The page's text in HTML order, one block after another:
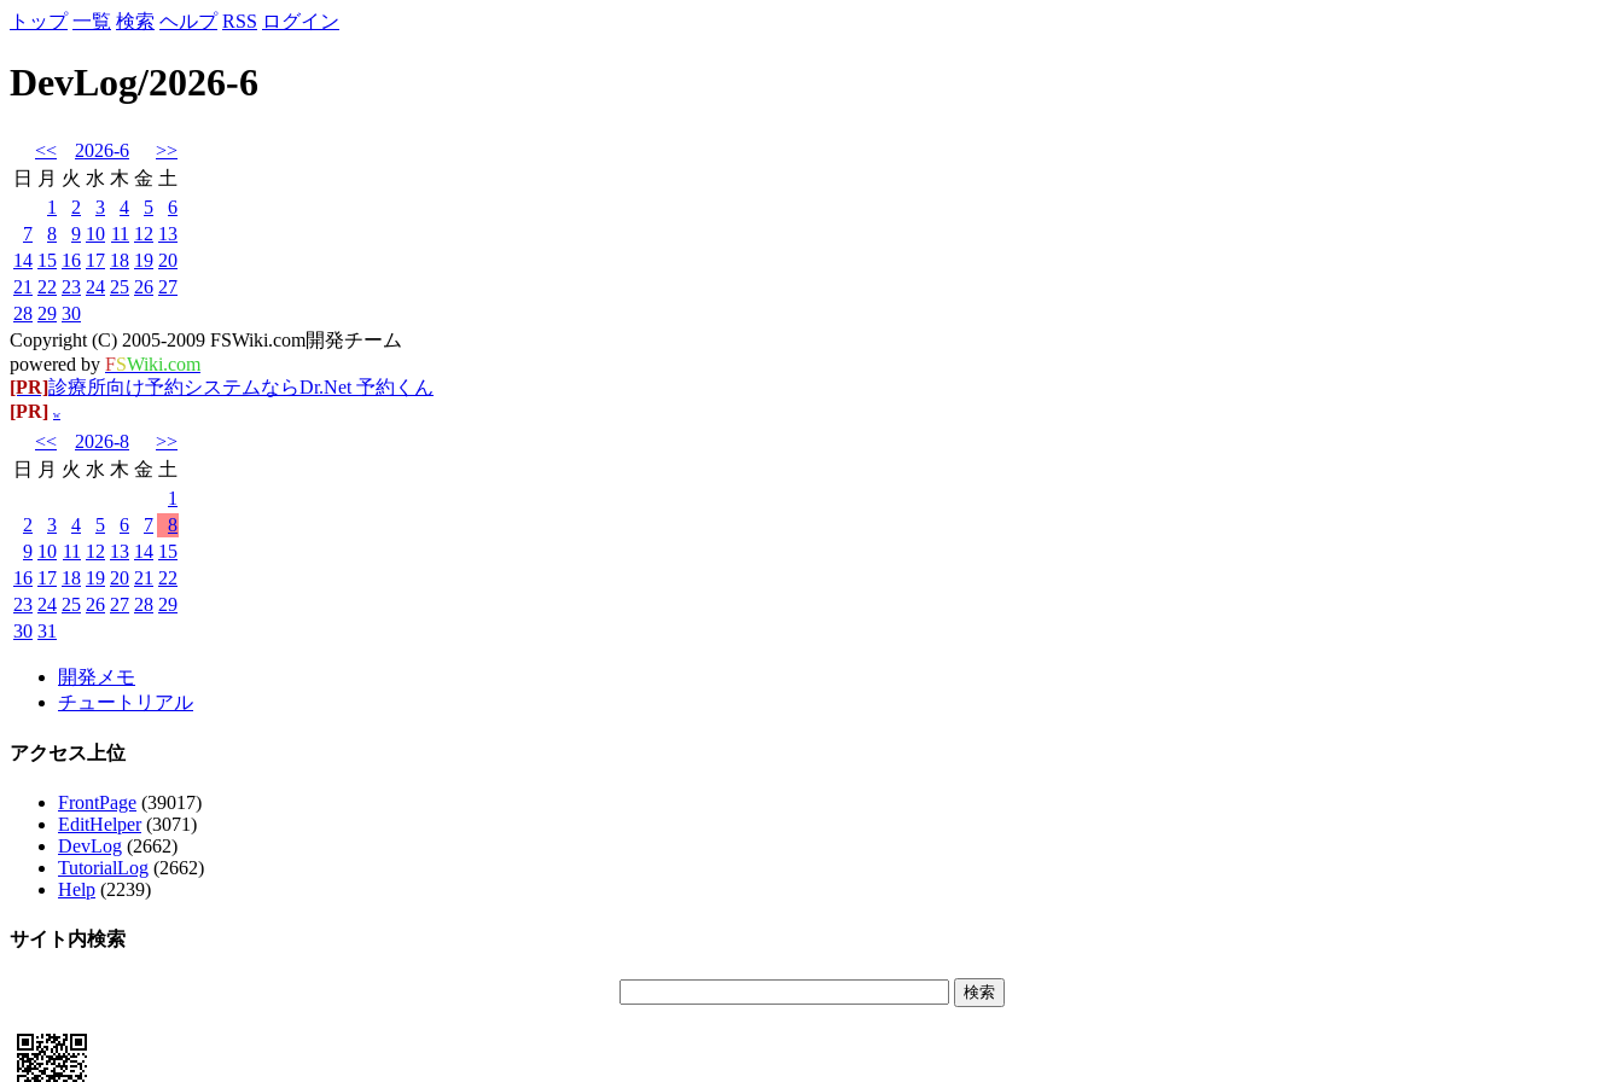
トップ 一覧 検索 ヘルプ RSS ログイン
DevLog/2026-6
<< 2026-6
>>
日
月 火 水 木 金 土
1
2 3 4 5
6
7
8 9 10 11 12 13
14 15 16 17 18 19 20
21 22 23 24 25 26 27
28 29 30
Copyright (C) 2005-2009 FSWiki.com開発チーム
powered by FSWiki.com
[PR]診療所向け予約システムならDr.Net 予約くん
[PR] w
<< 2026-8
>>
日
月 火 水 木 金 土
1
2
3 4 5 6 7
8
9 10 11 12 13 14 15
16 17 18 19 20 21 22
23 24 25 26 27 28 29
30 31
開発メモ
チュートリアル
アクセス上位
FrontPage (39017)
EditHelper(3071)
DevLog (2662)
TutorialLog (2662)
Help (2239)
サイト内検索